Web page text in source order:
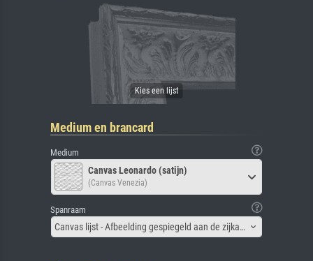
Medium en brancard
Medium
Canvas Leonardo (satijn)
(Canvas Venezia)
Spanraam
Canvas lijst - Afbeelding gespiegeld aan de zijkant